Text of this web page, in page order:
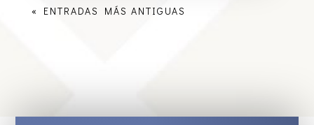
« ENTRADAS MÁS ANTIGUAS